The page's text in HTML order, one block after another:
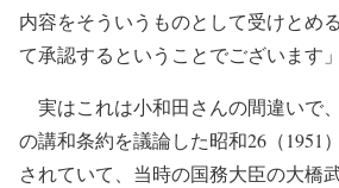
内容をそういうものとして受けとめ
て承認するということでございます
実はこれは小和田さんの間違いで
の講和条約を議論した昭和26（1951
されていて、当時の国務大臣の大橋